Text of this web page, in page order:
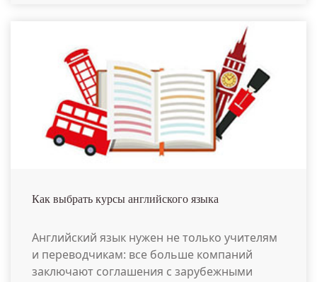
Как выбрать курсы английского языка
Английский язык нужен не только учителям
и переводчикам: все больше компаний
заключают соглашения с зарубежными